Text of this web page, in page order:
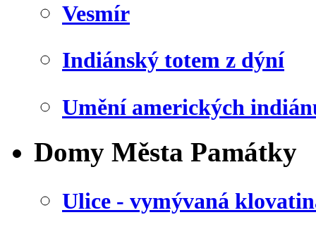
Vesmír
Indiánský totem z dýní
Umění amerických
Domy Města Památky
Ulice - vymývaná